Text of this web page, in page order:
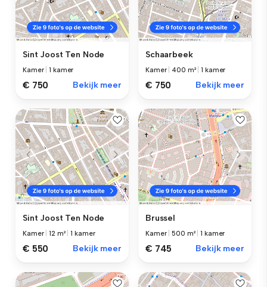
Sint Joost Ten Node
Kamer |1 kamer
€ 750 Bekijk meer
Schaarbeek
Kamer 400 m² |1 kamer
€ 750 Bekijk meer
Sint Joost Ten Node
Kamer |12 m² |1 kamer
€ 550 Bekijk meer
Brussel
Kamer |500 m² |1 kamer
€ 745 Bekijk meer